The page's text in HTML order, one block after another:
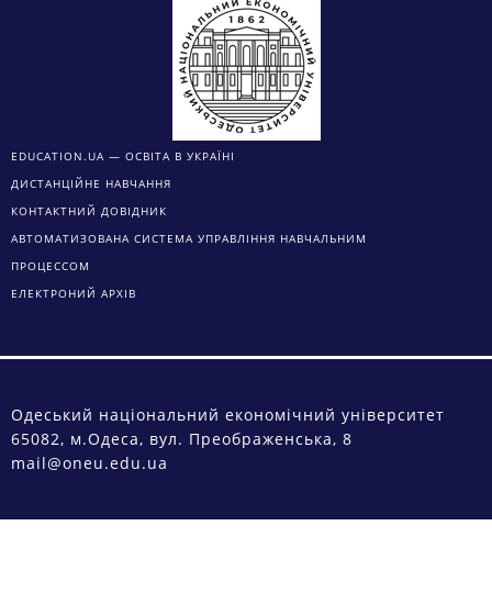
EDUCATION.UA — ОСВІТА В УКРАЇНІ
ДИСТАНЦІЙНЕ НАВЧАННЯ
КОНТАКТНИЙ ДОВІДНИК
АВТОМАТИЗОВАНА СИСТЕМА УПРАВЛІННЯ НАВЧАЛЬНИМ
ПРОЦЕССОМ
ЕЛЕКТРОНИЙ АРХІВ
Одеський національний економічний університет
65082, м.Одеса, вул. Преображенська, 8
mail@oneu.edu.ua